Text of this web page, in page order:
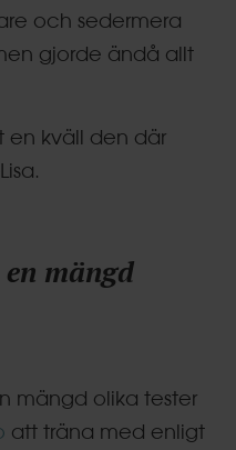
och sedermera
gjorde ändå allt
en kväll den där
mängd
mängd olika tester
att träna med enligt